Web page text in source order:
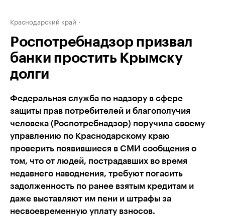
Краснодарский край
Роспотребнадзор призвал
банки простить Крымску
долги
Федеральная служба по надзору в сфере
защиты прав потребителей и благополучия
человека (Роспотребнадзор) поручила своему
управлению по Краснодарскому краю
проверить появившиеся в СМИ сообщения о
том, что от людей, пострадавших во время
недавнего наводнения, требуют погасить
задолженность по ранее взятым кредитам и
даже выставляют им пени и штрафы за
несвоевременную уплату взносов.